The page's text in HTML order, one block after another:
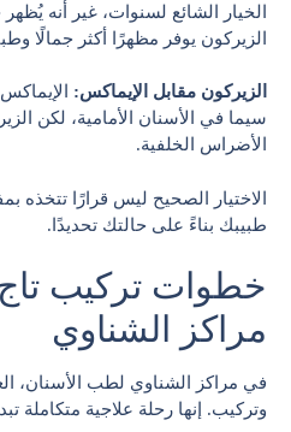
الخيار الشائع لسنوات، غير أنه
الزيركون يوفر مظهرًا أكثر جمالًا
الزيركون مقابل الإيماكس:
سيما في الأسنان الأمامية، لكن
الأضراس الخلفية.
الاختيار الصحيح ليس قرارًا تتخذه
طبيبك بناءً على حالتك تحديدًا.
خطوات تركيب
مراكز الشناوي
في مراكز الشناوي لطب الأسنان،
وتركيب. إنها رحلة علاجية متكاملة